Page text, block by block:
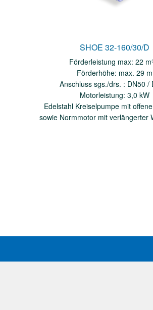
SHOE 32-160/30/D
Förderleistung max: 22
Förderhöhe: max. 29 m
Anschluss sgs./drs. : DN50 /
Motorleistung: 3,0 kW
Edelstahl Kreiselpumpe mit
sowie Normmotor mit verlängerter